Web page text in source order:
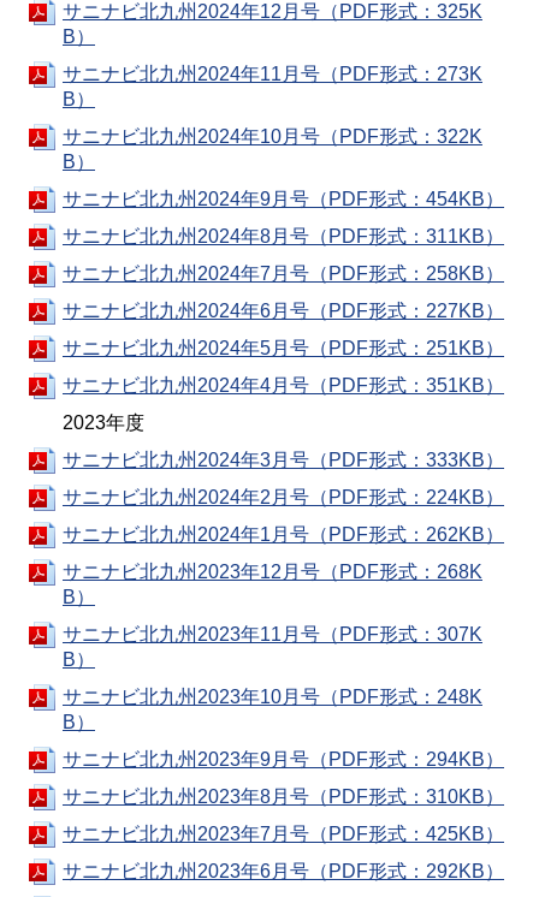
サニナビ北九州2024年12月号（PDF形式：325K
B）
サニナビ北九州2024年11月号（PDF形式：273K
B）
サニナビ北九州2024年10月号（PDF形式：322K
B）
サニナビ北九州2024年9月号（PDF形式：454KB）
サニナビ北九州2024年8月号（PDF形式：311KB）
サニナビ北九州2024年7月号（PDF形式：258KB）
サニナビ北九州2024年6月号（PDF形式：227KB）
サニナビ北九州2024年5月号（PDF形式：251KB）
サニナビ北九州2024年4月号（PDF形式：351KB）
2023年度
サニナビ北九州2024年3月号（PDF形式：333KB）
サニナビ北九州2024年2月号（PDF形式：224KB）
サニナビ北九州2024年1月号（PDF形式：262KB）
サニナビ北九州2023年12月号（PDF形式：268K
B）
サニナビ北九州2023年11月号（PDF形式：307K
B）
サニナビ北九州2023年10月号（PDF形式：248K
B）
サニナビ北九州2023年9月号（PDF形式：294KB）
サニナビ北九州2023年8月号（PDF形式：310KB）
サニナビ北九州2023年7月号（PDF形式：425KB）
サニナビ北九州2023年6月号（PDF形式：292KB）